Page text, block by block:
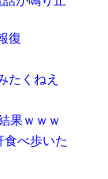
復
たくねえ
果ｗｗｗ
食べ歩いた